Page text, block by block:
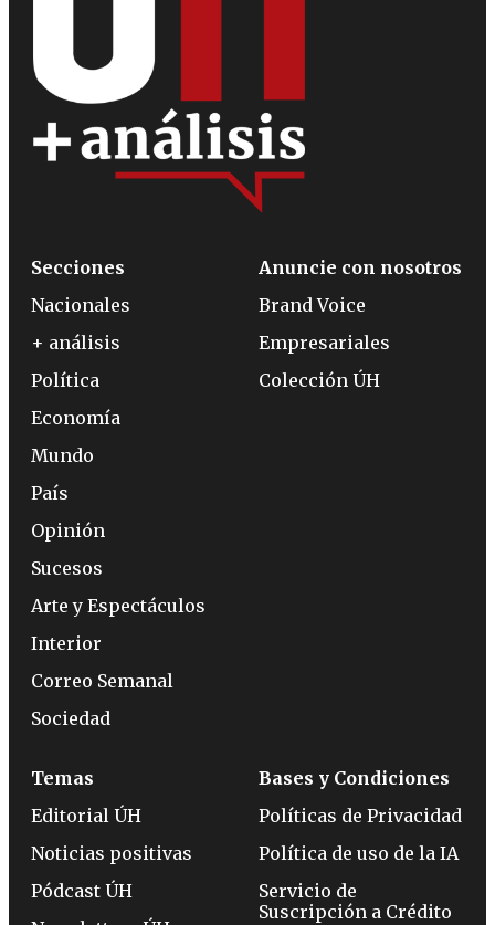
Secciones
Nacionales
+ análisis
Política
Economía
Mundo
País
Opinión
Sucesos
Arte y Espectáculos
Interior
Correo Semanal
Sociedad
Anuncie con nosotros
Brand Voice
Empresariales
Colección ÚH
Temas
Editorial ÚH
Noticias positivas
Pódcast ÚH
Bases y Condiciones
Políticas de Privacidad
Política de uso de la IA
Servicio de
Suscripción a Crédito